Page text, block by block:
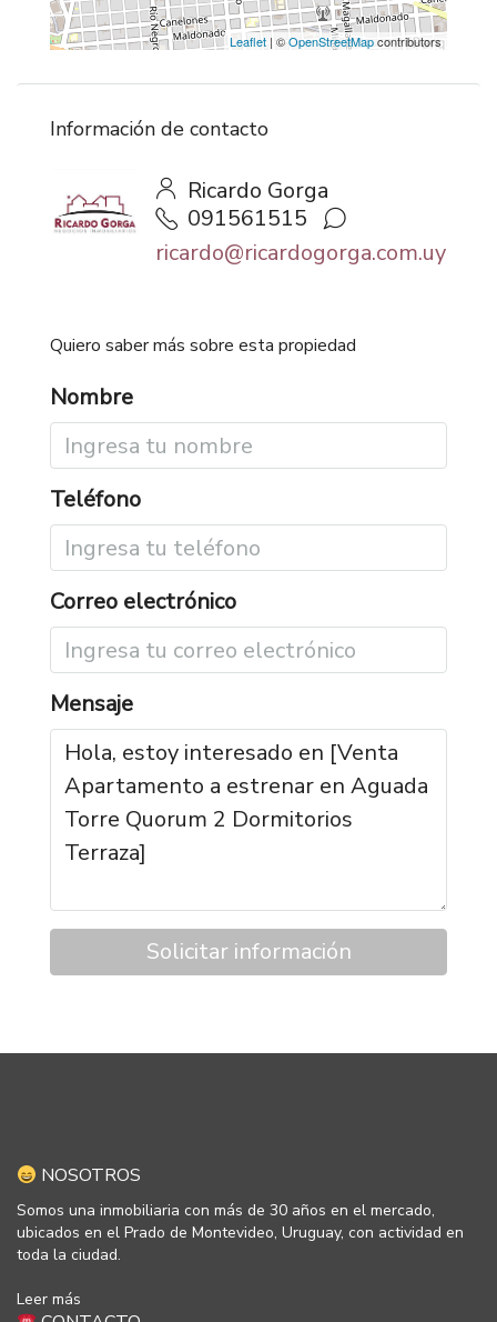
Leaflet | ©OpenStreetMapcontributors
Información de contacto
Ricardo Gorga
091561515
ricardo@ricardogorga.com.uy
Quiero saber más sobre esta propiedad
Nombre
Teléfono
Correo electrónico
Mensaje
Solicitar información
NOSOTROS
Somos una inmobiliaria con más de 30 años en el mercado,
ubicados en el Prado de Montevideo, Uruguay, con actividad en
toda la ciudad.
Leer más